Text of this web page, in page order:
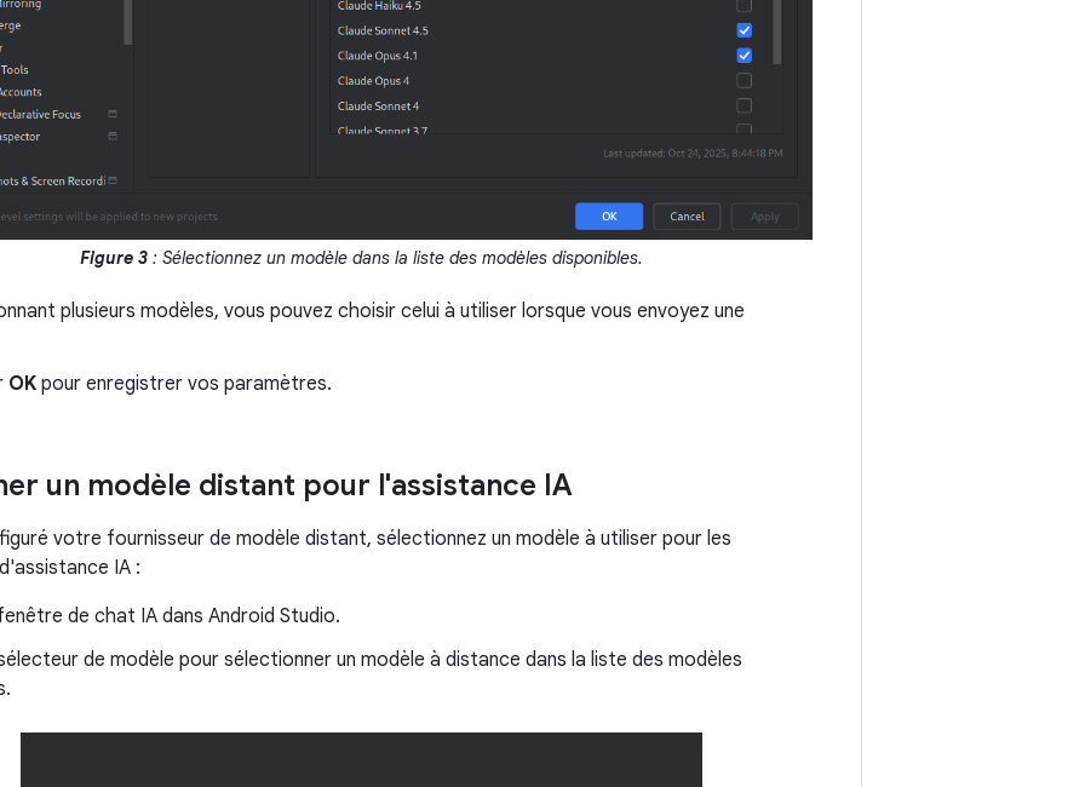
Figure 3 : Sélectionnez un modèle dans la liste des modèles disponibles.
plusieurs modèles, vous pouvez choisir celui à utiliser lorsque vous envoyez une
OK pour enregistrer vos paramètres.
un modèle distant pour l'assistance IA
votre fournisseur de modèle distant, sélectionnez un modèle à utiliser pour les
IA :
de chat IA dans Android Studio.
de modèle pour sélectionner un modèle à distance dans la liste des modèles